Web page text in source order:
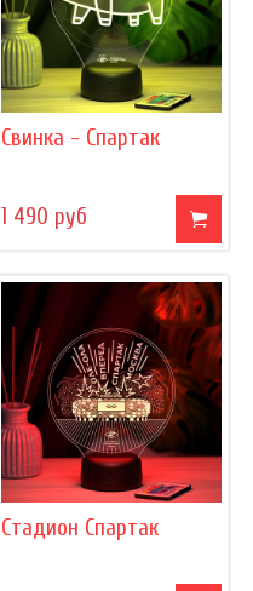
Свинка - Спартак
1 490 руб
Стадион Спартак